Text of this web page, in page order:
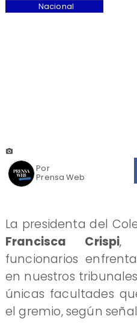
Prensa Web
Nacional
Por
La presidenta del
Francisca Crispi,
funcionarios
en nuestros
únicas facultades
el gremio, según